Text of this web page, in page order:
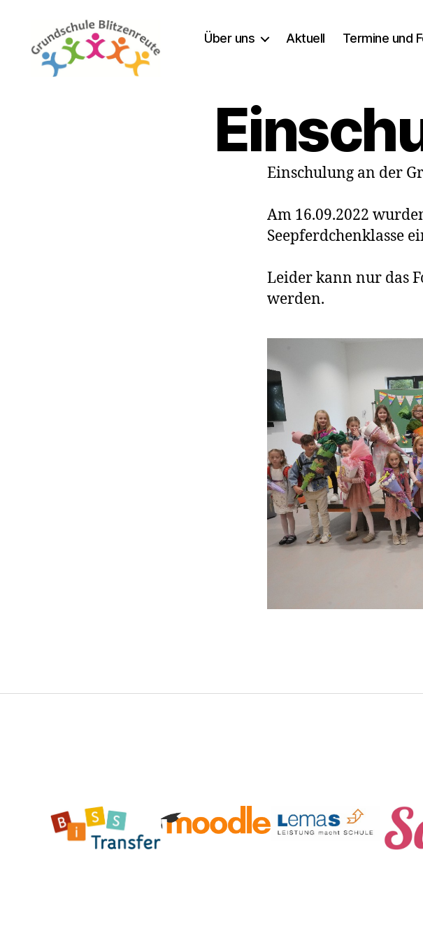
Über uns Aktuell Termine und
Einschulung an der
Am 16.09.2022
Seepferdchenklasse
Leider kann nur das
werden.